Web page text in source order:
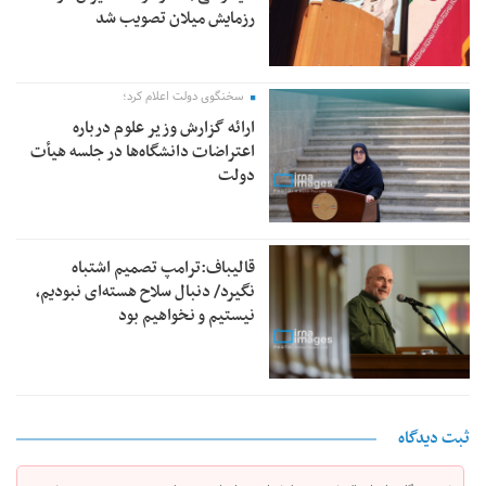
رزمایش میلان تصویب شد
سخنگوی دولت اعلام کرد؛
ارائه گزارش وزیر علوم درباره
اعتراضات دانشگاه‌ها در جلسه هیأت
دولت
قالیباف:ترامپ تصمیم اشتباه
نگیرد/ دنبال سلاح هسته‌ای نبودیم،
نیستیم و نخواهیم بود
ثبت دیدگاه